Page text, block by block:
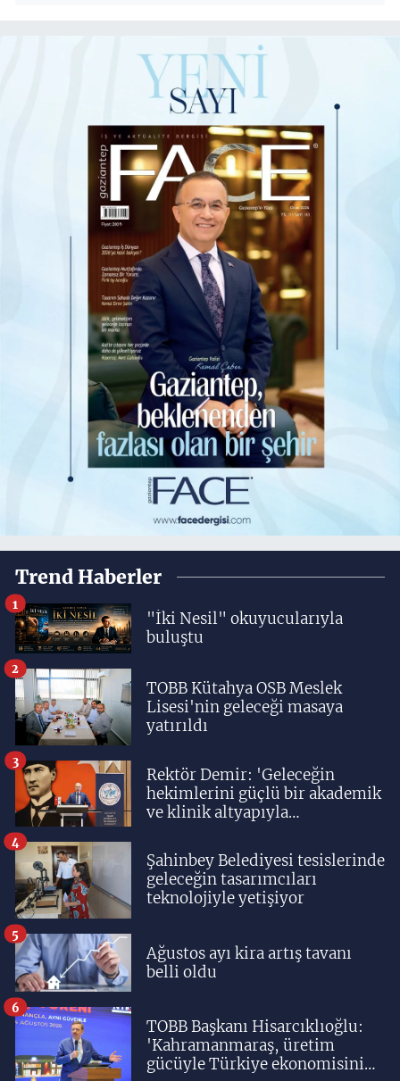
Trend Haberler
"İki Nesil" okuyucularıyla
buluştu
1
TOBB Kütahya OSB Meslek
Lisesi'nin geleceği masaya
yatırıldı
2
Rektör Demir: 'Geleceğin
hekimlerini güçlü bir akademik
ve klinik altyapıyla
3
Şahinbey Belediyesi tesislerinde
geleceğin tasarımcıları
teknolojiyle yetişiyor
4
Ağustos ayı kira artış tavanı
belli oldu
5
TOBB Başkanı Hisarcıklıoğlu:
'Kahramanmaraş, üretim
gücüyle Türkiye ekonomisinin
6